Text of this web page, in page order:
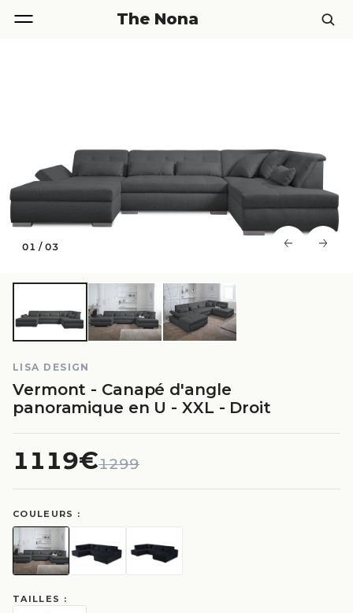
The Nona
01 /03
LISA DESIGN
Vermont - Canapé d'angle
panoramique en U - XXL - Droit
1119€1299
COULEURS :
TAILLES :